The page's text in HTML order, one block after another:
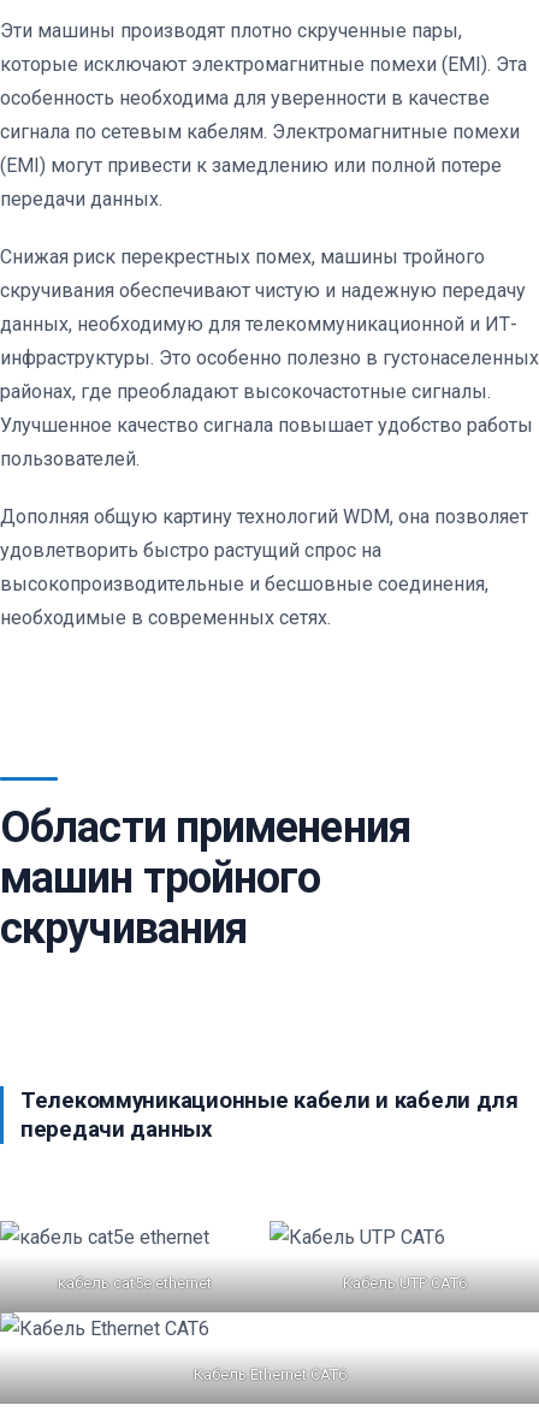
Эти машины производят плотно скрученные пары,
которые исключают электромагнитные помехи (EMI). Эта
особенность необходима для уверенности в качестве
сигнала по сетевым кабелям. Электромагнитные помехи
(EMI) могут привести к замедлению или полной потере
передачи данных.
Снижая риск перекрестных помех, машины тройного
скручивания обеспечивают чистую и надежную передачу
данных, необходимую для телекоммуникационной и ИТ-
инфраструктуры. Это особенно полезно в густонаселенных
районах, где преобладают высокочастотные сигналы.
Улучшенное качество сигнала повышает удобство работы
пользователей.
Дополняя общую картину технологий WDM, она позволяет
удовлетворить быстро растущий спрос на
высокопроизводительные и бесшовные соединения,
необходимые в современных сетях.
Области применения
машин тройного
скручивания
Телекоммуникационные кабели и кабели для
передачи данных
кабель cat5e ethernet Кабель UTP CAT6
Кабель Ethernet CAT6